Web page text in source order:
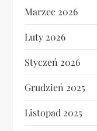
Marzec 2026
Luty 2026
Styczeń 2026
Grudzień 2025
Listopad 2025